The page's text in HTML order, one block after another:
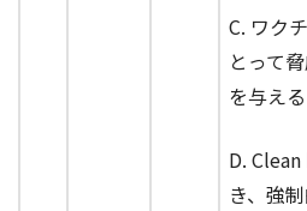
C. ワク
とって
を与え
D.
き、強